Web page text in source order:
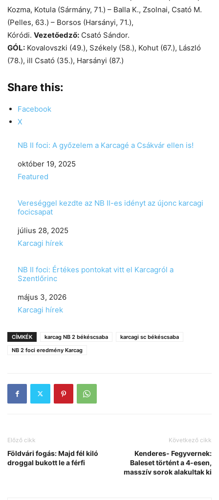
Kozma, Kotula (Sármány, 71.) – Balla K., Zsolnai, Csató M.
(Pelles, 63.) – Borsos (Harsányi, 71.),
Kóródi. Vezetőedző: Csató Sándor.
GÓL: Kovalovszki (49.), Székely (58.), Kohut (67.), László
(78.), ill Csató (35.), Harsányi (87.)
Share this:
Facebook
X
NB II foci: A győzelem a Karcagé a Csákvár ellen is!
Date
október 19, 2025
In relation to
Featured
Vereséggel kezdte az NB II-es idényt az újonc karcagi
focicsapat
Date
július 28, 2025
In relation to
Karcagi hírek
NB II foci: Értékes pontokat vitt el Karcagról a
Szentlőrinc
Date
május 3, 2026
In relation to
Karcagi hírek
CÍMKÉK karcag NB 2 békéscsaba
karcagi sc békéscsaba
NB 2 foci eredmény Karcag
Előző cikk
Földvári fogás: Majd fél kiló
droggal bukott le a férfi
Következő cikk
Kenderes- Fegyvernek:
Baleset történt a 4-esen,
masszív sorok alakultak ki